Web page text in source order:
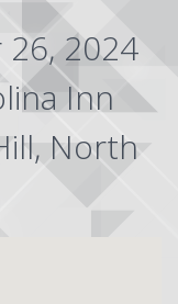
2024
Inn
North